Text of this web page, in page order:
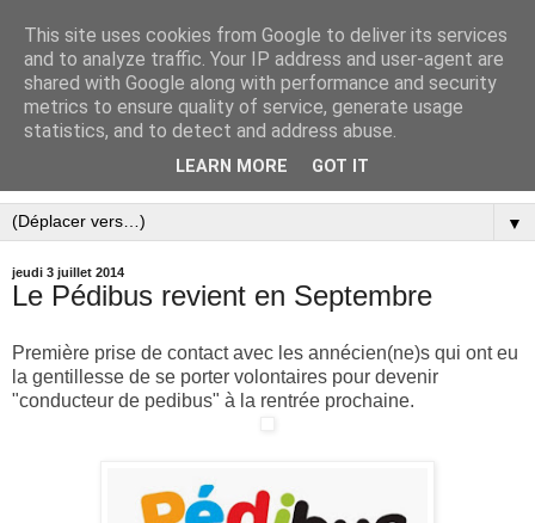
▼
jeudi 3 juillet 2014
Le Pédibus revient en Septembre
Première prise de contact avec les annécien(ne)s qui ont eu
la gentillesse de se porter volontaires pour devenir
"conducteur de pedibus" à la rentrée prochaine.
This site uses cookies from Google to deliver its services
and to analyze traffic. Your IP address and user-agent are
shared with Google along with performance and security
metrics to ensure quality of service, generate usage
statistics, and to detect and address abuse.
LEARN MORE GOT IT